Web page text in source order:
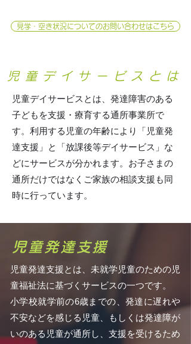
見学・空き状況についてのお問い合わせはこちら
児童デイサービスとは
児童デイサービスとは、発達障害のある
子どもを支援・療育する通所事業所で
す。利用する児童の年齢により「児童発
達支援」と「放課後等デイサービス」な
どにサービスが分かれます。お子さまの
通所だけではなくご家族の相談支援も同
時に行っています。
児童発達支援
児童発達支援とは、未就学児童のための児
童福祉法に基づくサービスの一つです。
小学校就学前の6歳までの、発達に遅れや
不安などを感じる児童、もしくは発達障が
いのある児童が通所し、支援を受けるため